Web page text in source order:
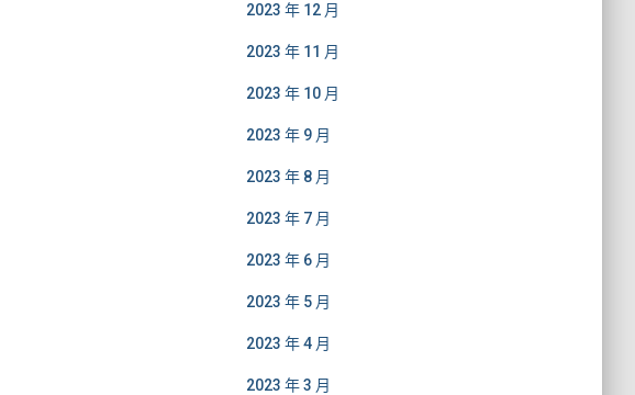
2023 年 12 月
2023 年 11 月
2023 年 10 月
2023 年 9 月
2023 年 8 月
2023 年 7 月
2023 年 6 月
2023 年 5 月
2023 年 4 月
2023 年 3 月